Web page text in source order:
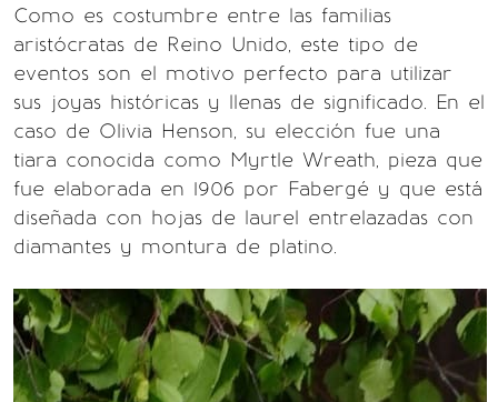
Como es costumbre entre las familias
aristócratas de Reino Unido, este tipo de
eventos son el motivo perfecto para utilizar
sus joyas históricas y llenas de significado. En el
caso de Olivia Henson, su elección fue una
tiara conocida como Myrtle Wreath, pieza que
fue elaborada en 1906 por Fabergé y que está
diseñada con hojas de laurel entrelazadas con
diamantes y montura de platino.